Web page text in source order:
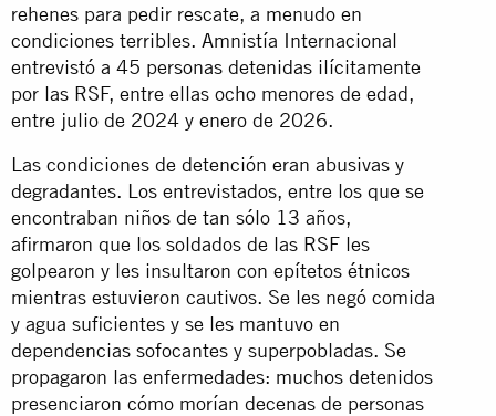
rehenes para pedir rescate, a menudo en
condiciones terribles. Amnistía Internacional
entrevistó a 45 personas detenidas ilícitamente
por las RSF, entre ellas ocho menores de edad,
entre julio de 2024 y enero de 2026.
Las condiciones de detención eran abusivas y
degradantes. Los entrevistados, entre los que se
encontraban niños de tan sólo 13 años,
afirmaron que los soldados de las RSF les
golpearon y les insultaron con epítetos étnicos
mientras estuvieron cautivos. Se les negó comida
y agua suficientes y se les mantuvo en
dependencias sofocantes y superpobladas. Se
propagaron las enfermedades: muchos detenidos
presenciaron cómo morían decenas de personas